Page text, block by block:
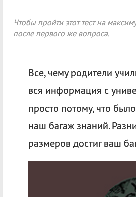
Чтобы пройти этот тест на
после первого же вопроса.
Все, чему родители
вся информация с
просто потому, что
наш багаж знаний.
размеров достиг ваш